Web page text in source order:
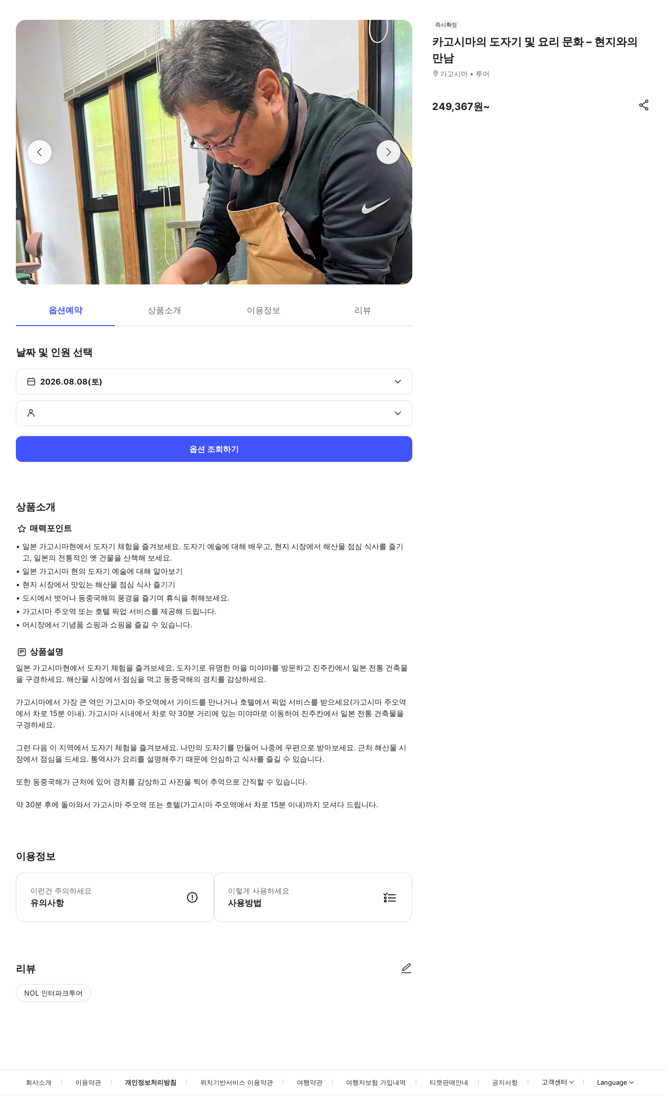
옵션예약 상품소개 이용정보 리뷰
날짜 및 인원 선택
2026.08.08(토)
옵션 조회하기
상품소개
매력포인트
일본 가고시마현에서 도자기 체험을 즐겨보세요. 도자기 예술에 대해 배우고, 현지 시장에서 해산물 점심 식사를 즐기
고, 일본의 전통적인 옛 건물을 산책해 보세요.
일본 가고시마 현의 도자기 예술에 대해 알아보기
현지 시장에서 맛있는 해산물 점심 식사 즐기기
도시에서 벗어나 동중국해의 풍경을 즐기며 휴식을 취해보세요.
가고시마 주오역 또는 호텔 픽업 서비스를 제공해 드립니다.
어시장에서 기념품 쇼핑과 쇼핑을 즐길 수 있습니다.
상품설명
일본 가고시마현에서 도자기 체험을 즐겨보세요. 도자기로 유명한 마을 미야마를 방문하고 진주칸에서 일본 전통 건축물
을 구경하세요. 해산물 시장에서 점심을 먹고 동중국해의 경치를 감상하세요.
가고시마에서 가장 큰 역인 가고시마 주오역에서 가이드를 만나거나 호텔에서 픽업 서비스를 받으세요(가고시마 주오역
에서 차로 15분 이내). 가고시마 시내에서 차로 약 30분 거리에 있는 미야마로 이동하여 진주칸에서 일본 전통 건축물을
구경하세요.
그런 다음 이 지역에서 도자기 체험을 즐겨보세요. 나만의 도자기를 만들어 나중에 우편으로 받아보세요. 근처 해산물 시
장에서 점심을 드세요. 통역사가 요리를 설명해주기 때문에 안심하고 식사를 즐길 수 있습니다.
또한 동중국해가 근처에 있어 경치를 감상하고 사진을 찍어 추억으로 간직할 수 있습니다.
약 30분 후에 돌아와서 가고시마 주오역 또는 호텔(가고시마 주오역에서 차로 15분 이내)까지 모셔다 드립니다.
이용정보
이런건 주의하세요
유의사항
이 투어는 현지 주민들만 아는 숨겨진 현지 명소를 포함하여 아소산의 자연의 경이로움을 탐험할 수 있는 특별한 기회를 제공합니다. 악천후 또는 기타 예
이렇게 사용하세요
사용방법
리뷰
NOL 인터파크투어
즉시확정
카고시마의 도자기 및 요리 문화 – 현지와의
만남
가고시마 투어
249,367원~
회사소개 이용약관 개인정보처리방침 위치기반서비스 이용약관 여행약관 여행자보험 가입내역 티켓판매안내 공지사항 고객센터 Language